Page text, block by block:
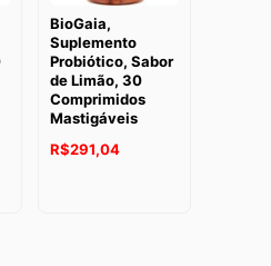
BioGaia,
Suplemento
Probiótico, Sabor
de Limão, 30
Comprimidos
Mastigáveis
R$291,04